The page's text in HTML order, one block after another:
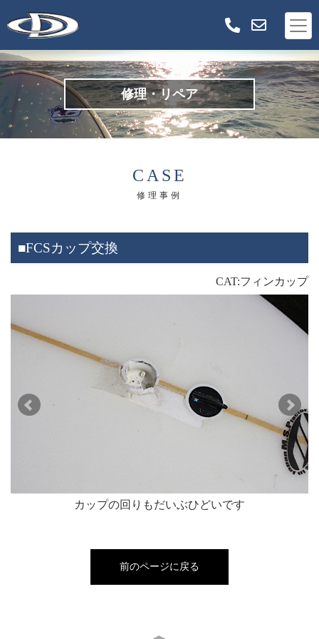
修理・リペア
CASE
修理事例
■FCSカップ交換
CAT:フィンカップ
カップの回りもだいぶひどいです
前のページに戻る